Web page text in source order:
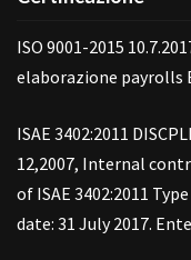
ISO 9001-2015
elaborazione payrolls
ISAE 3402:2011
12,2007, Internal
of ISAE 3402:2011
date: 31 July 2017.